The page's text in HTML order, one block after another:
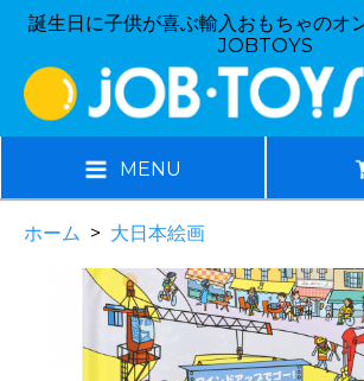
誕生日に子供が喜ぶ輸入おもちゃのオ
JOBTOYS
MENU
ホーム > 大日本絵画